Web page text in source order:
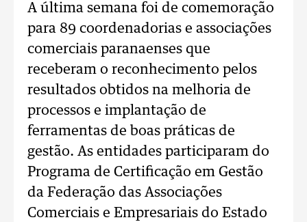
A última semana foi de comemoração
para 89 coordenadorias e associações
comerciais paranaenses que
receberam o reconhecimento pelos
resultados obtidos na melhoria de
processos e implantação de
ferramentas de boas práticas de
gestão. As entidades participaram do
Programa de Certificação em Gestão
da Federação das Associações
Comerciais e Empresariais do Estado